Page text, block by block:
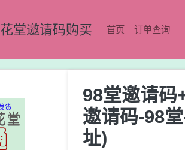
堂邀请码购买 首页 订单查询
98堂邀请码
邀请码-98
址)